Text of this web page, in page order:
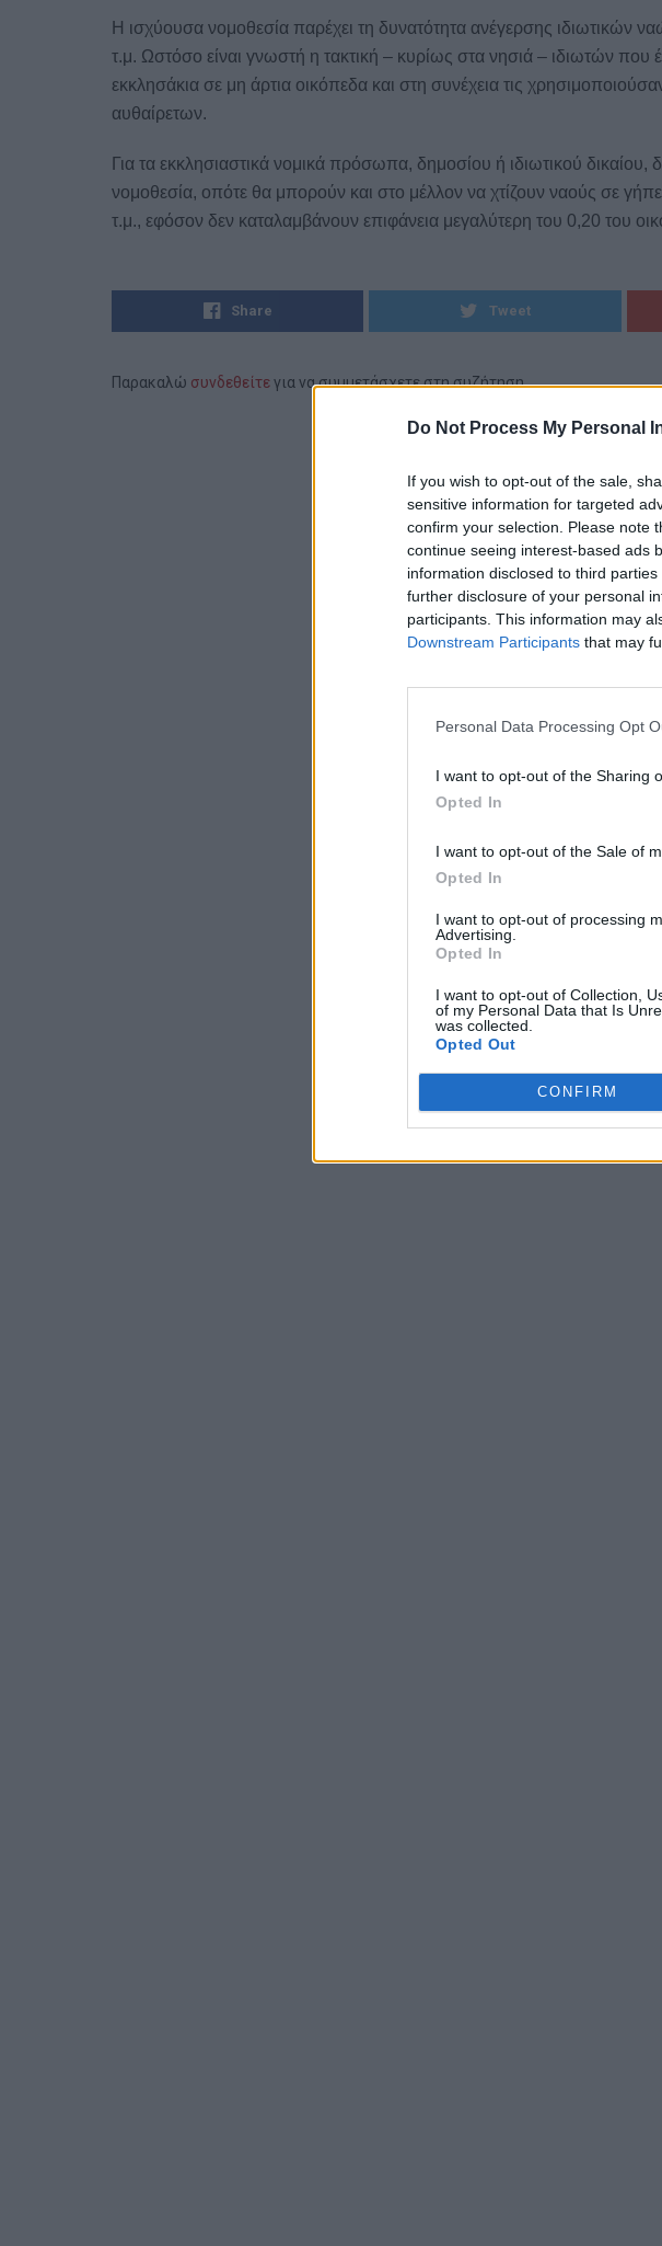
Do Not Process My Personal
If you wish to opt-out of the sale,
sensitive information for targeted
confirm your selection. Please note
continue seeing interest-based ads
information disclosed to third
further disclosure of your personal
participants. This information may
Downstream Participants that may
Personal Data Processing Opt
I want to opt-out of the Sharing
Opted In
I want to opt-out of the Sale of
Opted In
I want to opt-out of processing
Advertising.
Opted In
I want to opt-out of Collection,
of my Personal Data that Is
was collected.
Opted Out
CONFIRM
Η ισχύουσα νομοθεσία παρέχει τη δυνατότητα ανέγερσης ιδιωτικών
τ.μ. Ωστόσο είναι γνωστή η τακτική – κυρίως στα νησιά – ιδιωτών που
εκκλησάκια σε μη άρτια οικόπεδα και στη συνέχεια τις
αυθαίρετων.
Για τα εκκλησιαστικά νομικά πρόσωπα, δημοσίου ή ιδιωτικού δικαίου,
νομοθεσία, οπότε θα μπορούν και στο μέλλον να χτίζουν ναούς σε
τ.μ., εφόσον δεν καταλαμβάνουν επιφάνεια μεγαλύτερη του 0,20 του
Share Tweet
Παρακαλώ συνδεθείτεγια να συμμετάσχετε στη συζήτηση